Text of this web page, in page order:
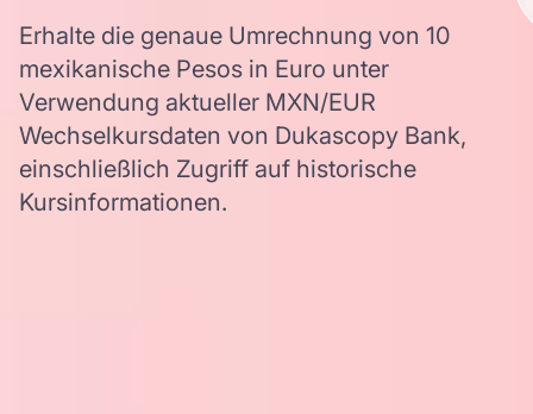
Erhalte die genaue Umrechnung von 10
mexikanische Pesos in Euro unter
Verwendung aktueller MXN/EUR
Wechselkursdaten von Dukascopy Bank,
einschließlich Zugriff auf historische
Kursinformationen.